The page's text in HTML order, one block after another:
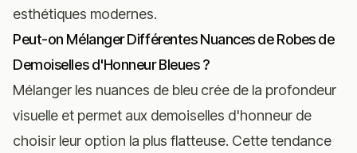
esthétiques modernes.
Peut-on Mélanger Différentes Nuances de Robes de
Demoiselles d'Honneur Bleues ?
Mélanger les nuances de bleu crée de la profondeur
visuelle et permet aux demoiselles d'honneur de
choisir leur option la plus flatteuse. Cette tendance